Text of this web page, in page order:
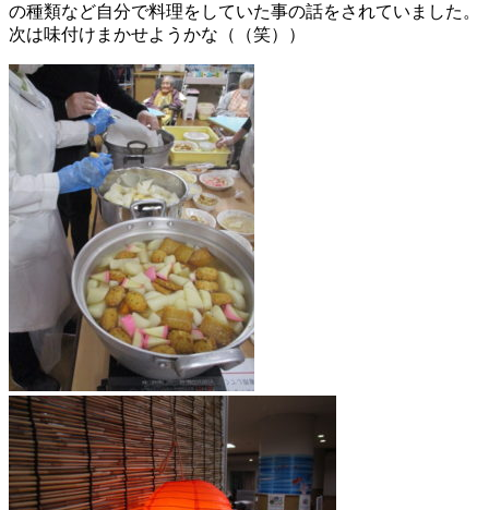
の種類など自分で料理をしていた事の話をされていました。
次は味付けまかせようかな（（笑））